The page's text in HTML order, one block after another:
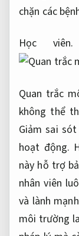
chặn các
Học viên.
Quan trắc
không thể
Giảm sai sót
hoạt động.
này hỗ trợ
nhân viên
và lành
môi trường